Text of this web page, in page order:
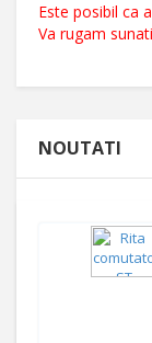
Este posibil ca
Va rugam
NOUTATI